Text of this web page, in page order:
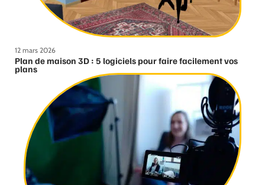
12 mars 2026
Plan de maison 3D : 5 logiciels pour faire facilement vos
plans